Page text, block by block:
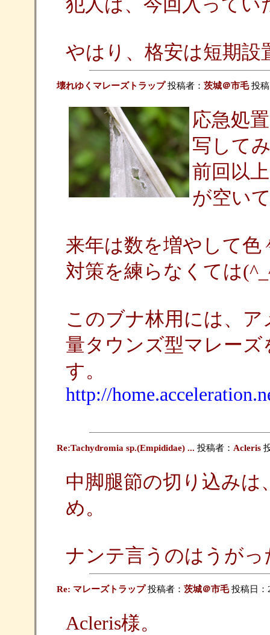
犯人は、今回入って
やはり、格安は短期設
壊れゆくマレーズトラップ投稿者： 茨城＠市毛投稿
応急処
写して
前回以
が空い
来年は数を増やして
対策を練らなくては
このブナ林用には、
量タウンズ型マレー
す。
http://
Re:Tachydromia sp.(Empididae) ... 投稿者： Acleris
中脚腿節の切り込み
め。
ナンテ言うのはうが
Re: マレーズトラップ投稿者： 茨城＠市毛投稿日：
Acleris様。